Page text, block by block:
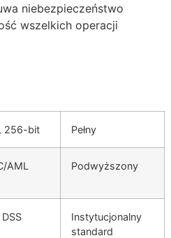
niebezpieczeństwo
wszelkich operacji
256-bit Pełny
AML Podwyższony
DSS
Instytucjonalny
standard